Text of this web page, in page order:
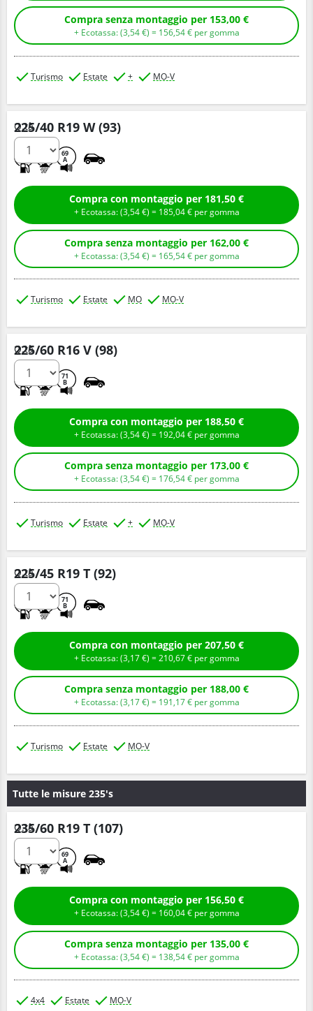
Compra senza montaggio per 153,00 €
+ Ecotassa: (3,54€ ) = 156,54€ per gomma
Turismo Estate + MO-V
225/40 R19 W (93)
69
A
Q.tà
Compra con montaggio per 181,50 €
+ Ecotassa: (3,54€ ) = 185,04€ per gomma
Compra senza montaggio per 162,00 €
+ Ecotassa: (3,54€ ) = 165,54€ per gomma
Turismo Estate MO MO-V
225/60 R16 V (98)
71
B
Q.tà
Compra con montaggio per 188,50 €
+ Ecotassa: (3,54€ ) = 192,04€ per gomma
Compra senza montaggio per 173,00 €
+ Ecotassa: (3,54€ ) = 176,54€ per gomma
Turismo Estate + MO-V
225/45 R19 T (92)
71
B
Q.tà
Compra con montaggio per 207,50 €
+ Ecotassa: (3,17€ ) =210,67€ per gomma
Compra senza montaggio per 188,00 €
+ Ecotassa: (3,17€ ) = 191,17€ per gomma
Turismo Estate MO-V
Tutte le misure 235's
235/60 R19 T (107)
69
A
Q.tà
Compra con montaggio per 156,50 €
+ Ecotassa: (3,54€ ) = 160,04€ per gomma
Compra senza montaggio per 135,00 €
+ Ecotassa: (3,54€ ) = 138,54€ per gomma
4x4 Estate MO-V